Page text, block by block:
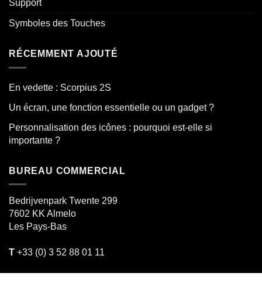
Support
Symboles des Touches
RÉCEMMENT AJOUTÉ
En vedette : Scorpius 2S
Un écran, une fonction essentielle ou un gadget ?
Personnalisation des icônes : pourquoi est-elle si
importante ?
BUREAU COMMERCIAL
Bedrijvenpark Twente 299
7602 KK Almelo
Les Pays-Bas
T +33 (0) 3 52 88 01 11